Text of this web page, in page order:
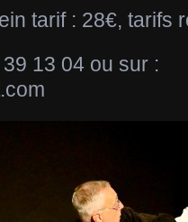
tarif : 28€, tarifs
13 04 ou sur :